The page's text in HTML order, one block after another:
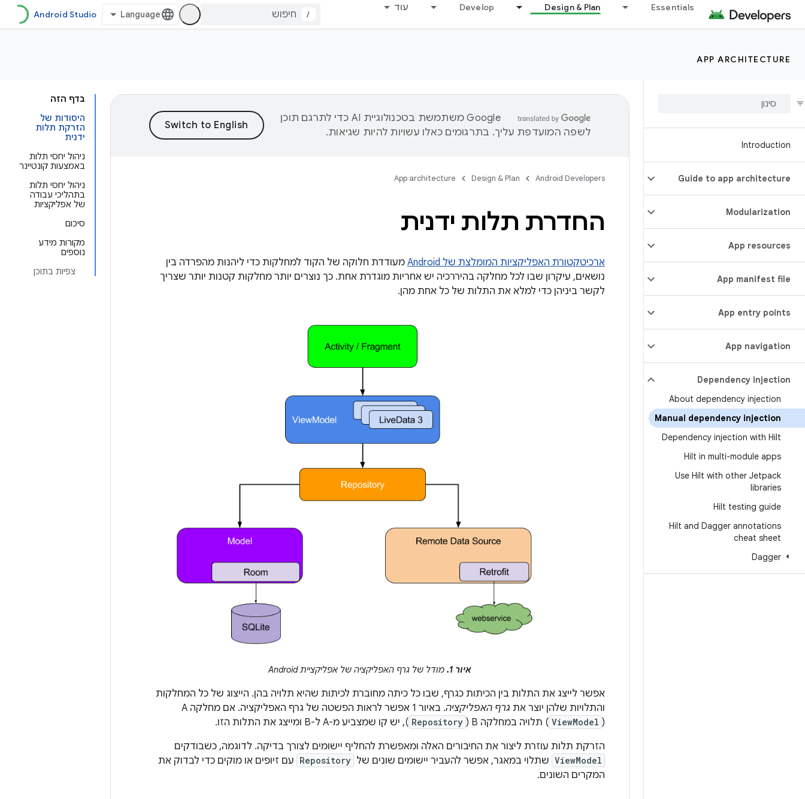
Essentials
Design & Plan
Develop עוד
/
Android Studio
APP ARCHITECTURE
Introduction
Guide to app architecture
Modularization
App resources
App manifest file
App entry points
App navigation
Dependency injection
About dependency injection
Manual dependency injection
Dependency injection with Hilt
Hilt in multi-module apps
Use Hilt with other Jetpack
libraries
Hilt testing guide
Hilt and Dagger annotations
cheat sheet
Dagger
בדף הזה
היסודות של
הזרקת תלות
ידנית
ניהול יחסי תלות
באמצעות קונטיינר
ניהול יחסי תלות
בתהליכי עבודה
של אפליקציות
סיכום
מקורות מידע
נוספים
צפיות בתוכן
‫Google משתמשת בטכנולוגיית AI כדי לתרגם תוכן
לשפה המועדפת עליך. בתרגומים כאלו עשויות להיות שגיאות.
Android Developers
Design & Plan
App architecture
החדרת תלות ידנית
ארכיטקטורת האפליקציות המומלצת של Android
מעודדת חלוקה של הקוד למחלקות כדי ליהנות מהפרדה בין
נושאים, עיקרון שבו לכל מחלקה בהיררכיה יש אחריות מוגדרת אחת. כך נוצרים יותר מחלקות קטנות יותר שצריך
לקשר ביניהן כדי למלא את התלות של כל אחת מהן.
איור 1. מודל של גרף האפליקציה של אפליקציית Android
אפשר לייצג את התלות בין הכיתות כגרף, שבו כל כיתה מחוברת לכיתות שהיא תלויה בהן. הייצוג של כל המחלקות
והתלויות שלהן יוצר את גרף האפליקציה
(
ViewModel ) תלויה במחלקה B‏ ( Repository ), יש קו שמצביע מ-A ל-B ומייצג את התלות הזו.
הזרקת תלות עוזרת ליצור את החיבורים האלה ומאפשרת להחליף יישומים לצורך בדיקה. לדוגמה, כשבודקים
ViewModel שתלוי במאגר, אפשר להעביר יישומים שונים של Repository עם זיופים או מוקים כדי לבדוק את
המקרים השונים.